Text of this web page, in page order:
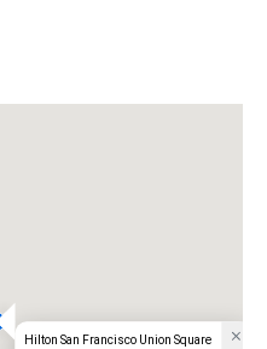
Hilton San Francisco Union Square